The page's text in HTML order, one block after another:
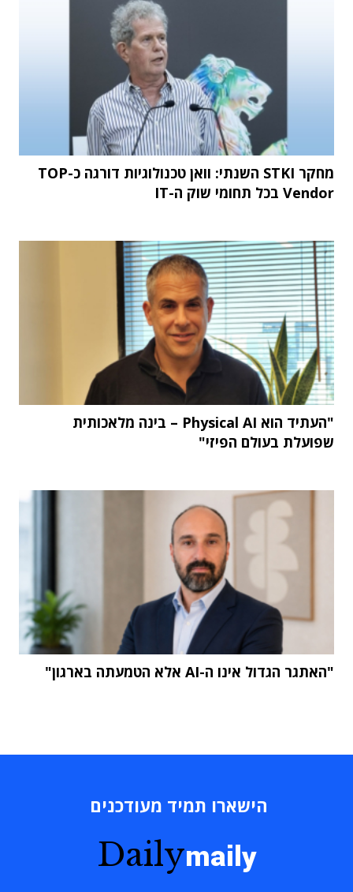
מחקר STKI השנתי: וואן טכנולוגיות דורגה כ-TOP
Vendor בכל תחומי שוק ה-IT
"העתיד הוא Physical AI – בינה מלאכותית
שפועלת בעולם הפיזי"
"האתגר הגדול אינו ה-AI אלא הטמעתה בארגון"
הישארו תמיד מעודכנים
Dailymaily